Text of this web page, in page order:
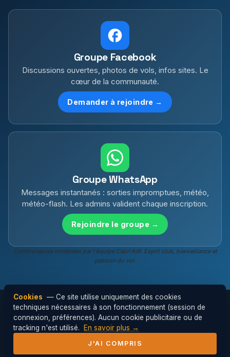
Groupe Facebook
Discussions ouvertes, photos de vols, infos sites. Le
cœur de la communauté.
Demander à rejoindre →
Groupe WhatsApp
Messages instantanés : sorties impromptues, météo,
météo-flash. Les admins valident chaque inscription.
Rejoindre le groupe →
Communautés modérées par l'équipe Cabri'AIR. Esprit club, bienveillance et
passion du vol.
© 2026 Cabri'AIR — Club de parapente de
l'Hérault ·Mentions légales
Cookies — Ce site utilise uniquement des cookies
techniques nécessaires à son fonctionnement (session de
connexion, préférences). Aucun cookie publicitaire ou de
tracking n'est utilisé.
En savoir plus →
J'AI COMPRIS